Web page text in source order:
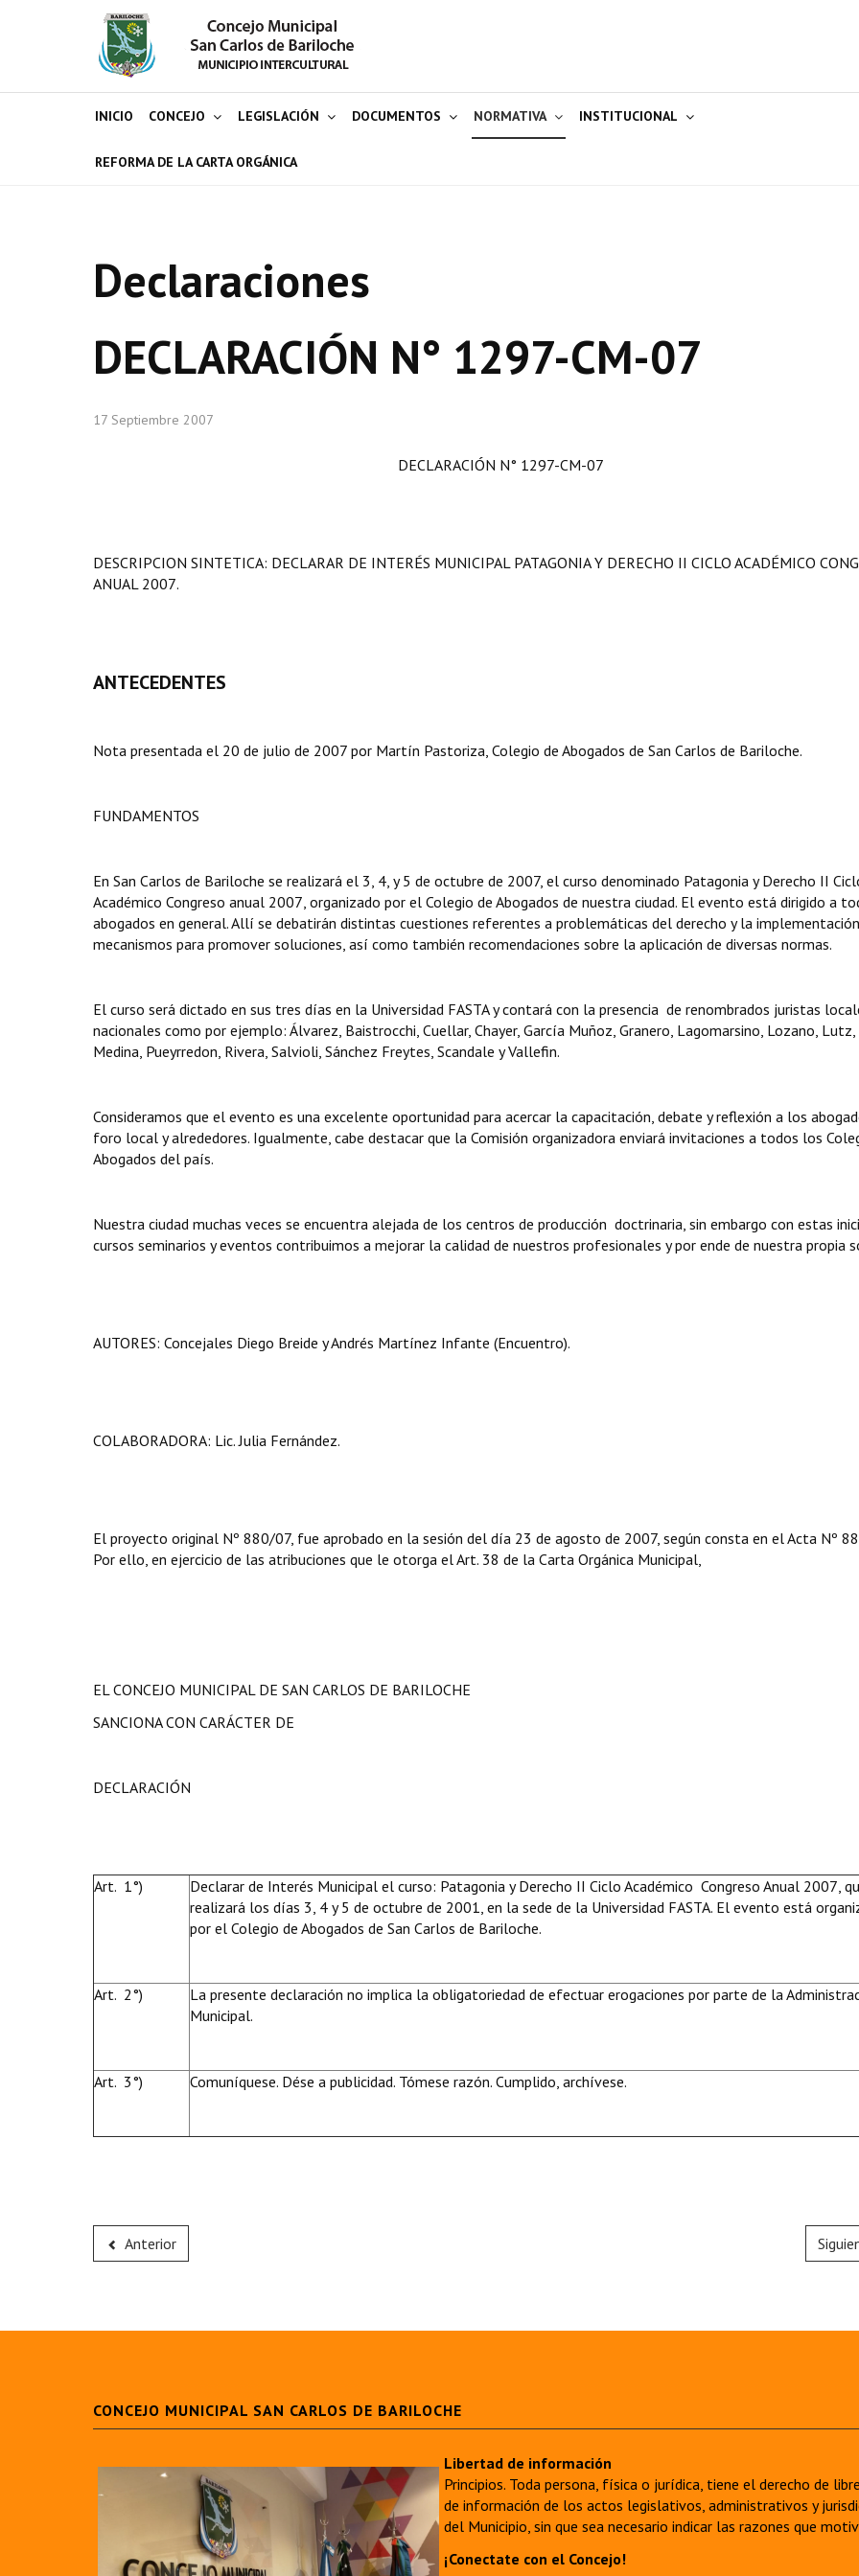
INICIO CONCEJO LEGISLACIÓN DOCUMENTOS NORMATIVA INSTITUCIONAL
REFORMA DE LA CARTA ORGÁNICA
Declaraciones
DECLARACIÓN N° 1297-CM-07
17 Septiembre 2007
DECLARACIÓN N° 1297-CM-07
DESCRIPCION SINTETICA: DECLARAR DE INTERÉS MUNICIPAL PATAGONIA Y DERECHO II CICLO ACADÉMICO
ANUAL 2007.
ANTECEDENTES
Nota presentada el 20 de julio de 2007 por Martín Pastoriza, Colegio de Abogados de San Carlos de Bariloche.
FUNDAMENTOS
En San Carlos de Bariloche se realizará el 3, 4, y 5 de octubre de 2007, el curso denominado Patagonia y Derecho II
Académico Congreso anual 2007, organizado por el Colegio de Abogados de nuestra ciudad. El evento está dirigido a
abogados en general. Allí se debatirán distintas cuestiones referentes a problemáticas del derecho y la
mecanismos para promover soluciones, así como también recomendaciones sobre la aplicación de diversas normas.
El curso será dictado en sus tres días en la Universidad FASTA y contará con la presencia de renombrados juristas
nacionales como por ejemplo: Álvarez, Baistrocchi, Cuellar, Chayer, García Muñoz, Granero, Lagomarsino, Lozano, Lutz,
Medina, Pueyrredon, Rivera, Salvioli, Sánchez Freytes, Scandale y Vallefin.
Consideramos que el evento es una excelente oportunidad para acercar la capacitación, debate y reflexión a los
foro local y alrededores. Igualmente, cabe destacar que la Comisión organizadora enviará invitaciones a todos los
Abogados del país.
Nuestra ciudad muchas veces se encuentra alejada de los centros de producción doctrinaria, sin embargo con estas
cursos seminarios y eventos contribuimos a mejorar la calidad de nuestros profesionales y por ende de nuestra propia
AUTORES: Concejales Diego Breide y Andrés Martínez Infante (Encuentro).
COLABORADORA: Lic. Julia Fernández.
El proyecto original Nº 880/07, fue aprobado en la sesión del día 23 de agosto de 2007, según consta en el Acta Nº
Por ello, en ejercicio de las atribuciones que le otorga el Art. 38 de la Carta Orgánica Municipal,
EL CONCEJO MUNICIPAL DE SAN CARLOS DE BARILOCHE
SANCIONA CON CARÁCTER DE
DECLARACIÓN
Art. 1°)
Declarar de Interés Municipal el curso: Patagonia y Derecho II Ciclo Académico  Congreso Anual 2007,
realizará los días 3, 4 y 5 de octubre de 2001, en la sede de la Universidad FASTA. El evento está
por el Colegio de Abogados de San Carlos de Bariloche.
Art. 2°)
La presente declaración no implica la obligatoriedad de efectuar erogaciones por parte de la
Municipal.
Art. 3°) Comuníquese. Dése a publicidad. Tómese razón. Cumplido, archívese.
Anterior
CONCEJO MUNICIPAL SAN CARLOS DE BARILOCHE
Libertad de información
Principios. Toda persona, física o jurídica, tiene el derecho de
de información de los actos legislativos, administrativos y
del Municipio, sin que sea necesario indicar las razones que
¡Conectate con el Concejo!